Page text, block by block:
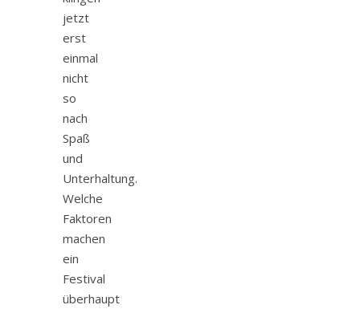
jetzt
erst
einmal
nicht
so
nach
Spaß
und
Unterhaltung.
Welche
Faktoren
machen
ein
Festival
überhaupt